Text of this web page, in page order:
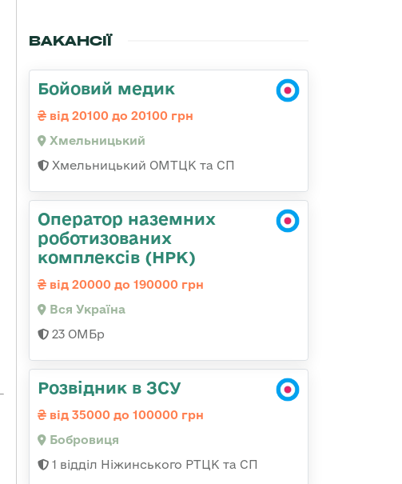
ВАКАНСІЇ
Бойовий медик
від 20100 до 20100 грн
Хмельницький
Хмельницький ОМТЦК та СП
Оператор наземних
роботизованих
комплексів (НРК)
від 20000 до 190000 грн
Вся Україна
23 ОМБр
Розвідник в ЗСУ
від 35000 до 100000 грн
Бобровиця
1 відділ Ніжинського РТЦК та СП